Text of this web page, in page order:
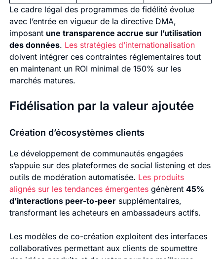
Le cadre légal des programmes de fidélité évolue
avec l’entrée en vigueur de la directive DMA,
imposant une transparence accrue sur l’utilisation
des données. Les stratégies d’internationalisation
doivent intégrer ces contraintes réglementaires tout
en maintenant un ROI minimal de 150% sur les
marchés matures.
Fidélisation par la valeur ajoutée
Création d’écosystèmes clients
Le développement de communautés engagées
s’appuie sur des plateformes de social listening et des
outils de modération automatisée. Les produits
alignés sur les tendances émergentesgénèrent 45%
d’interactions peer-to-peersupplémentaires,
transformant les acheteurs en ambassadeurs actifs.
Les modèles de co-création exploitent des interfaces
collaboratives permettant aux clients de soumettre